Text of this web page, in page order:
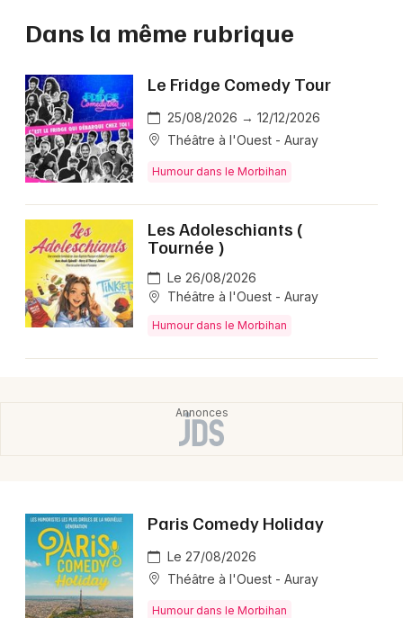
Dans la même rubrique
Le Fridge Comedy Tour
25/08/2026 → 12/12/2026
Théâtre à l'Ouest - Auray
Humour dans le Morbihan
Les Adoleschiants (
Tournée )
Le 26/08/2026
Théâtre à l'Ouest - Auray
Humour dans le Morbihan
Paris Comedy Holiday
Le 27/08/2026
Théâtre à l'Ouest - Auray
Humour dans le Morbihan